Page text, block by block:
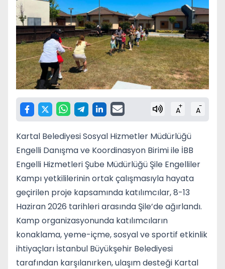
A+ A-
Kartal Belediyesi Sosyal Hizmetler Müdürlüğü
Engelli Danışma ve Koordinasyon Birimi ile İBB
Engelli Hizmetleri Şube Müdürlüğü Şile Engelliler
Kampı yetkililerinin ortak çalışmasıyla hayata
geçirilen proje kapsamında katılımcılar, 8-13
Haziran 2026 tarihleri arasında Şile’de ağırlandı.
Kamp organizasyonunda katılımcıların
konaklama, yeme-içme, sosyal ve sportif etkinlik
ihtiyaçları İstanbul Büyükşehir Belediyesi
tarafından karşılanırken, ulaşım desteği Kartal